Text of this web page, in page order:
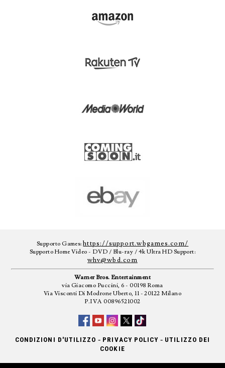
Supporto Games:https://support.wbgames.com/
Supporto Home Video - DVD / Blu-ray / 4k Ultra HD Support:
whv@wbd.com
Warner Bros. Entertainment
via Giacomo Puccini, 6 - 00198 Roma
Via Visconti Di Modrone Uberto, 11 - 20122 Milano
P.IVA 00896521002
CONDIZIONI D'UTILIZZO - PRIVACY POLICY - UTILIZZO DEI
COOKIE